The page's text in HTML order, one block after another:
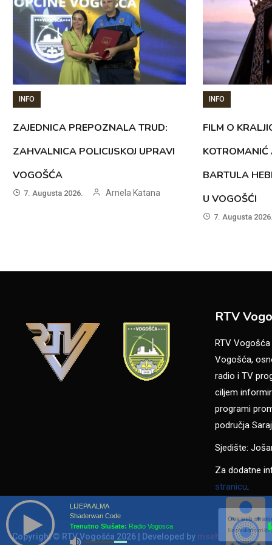
INFO
ZAJEDNICA PREPOZNALA TRUD:
ZAHVALNICA POLICIJSKOJ UPRAVI
VOGOŠĆA
7. Augusta 2026. Arnela Katana
INFO
FILM O
KOTROMANIĆ
BARTULA
U VOGOŠĆI
7. Augusta 2026.
RTV
RTV
Vogošća,
radio i TV
ciljem
programi
područja
Sjedište:
Za dodatne
stranicu.
Copyright © RTV Vogošća 2026 Developed by msehic
Ova web
Nastavkom
LIJEPA ALMA
Shaderwan Code
Trenutno Slušate: Radio Vogosca